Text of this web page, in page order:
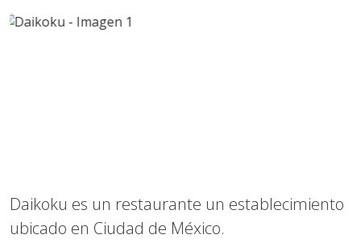
Daikoku es un restaurante un establecimiento
ubicado en Ciudad de México.